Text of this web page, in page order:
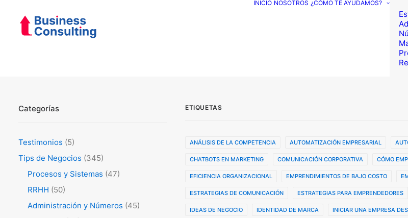
INICIO NOSOTROS ¿CÓMO TE AYUDAMOS?
Categorías
Testimonios (5)
Tips de Negocios (345)
Procesos y Sistemas (47)
RRHH (50)
Administración y Números (45)
ETIQUETAS
ANÁLISIS DE LA COMPETENCIA AUTOMATIZACIÓN EMPRESARIAL
CHATBOTS EN MARKETING COMUNICACIÓN CORPORATIVA CÓMO
EFICIENCIA ORGANIZACIONAL EMPRENDIMIENTOS DE BAJO COSTO
ESTRATEGIAS DE COMUNICACIÓN ESTRATEGIAS PARA EMPRENDEDORES
IDEAS DE NEGOCIO IDENTIDAD DE MARCA INICIAR UNA EMPRESA